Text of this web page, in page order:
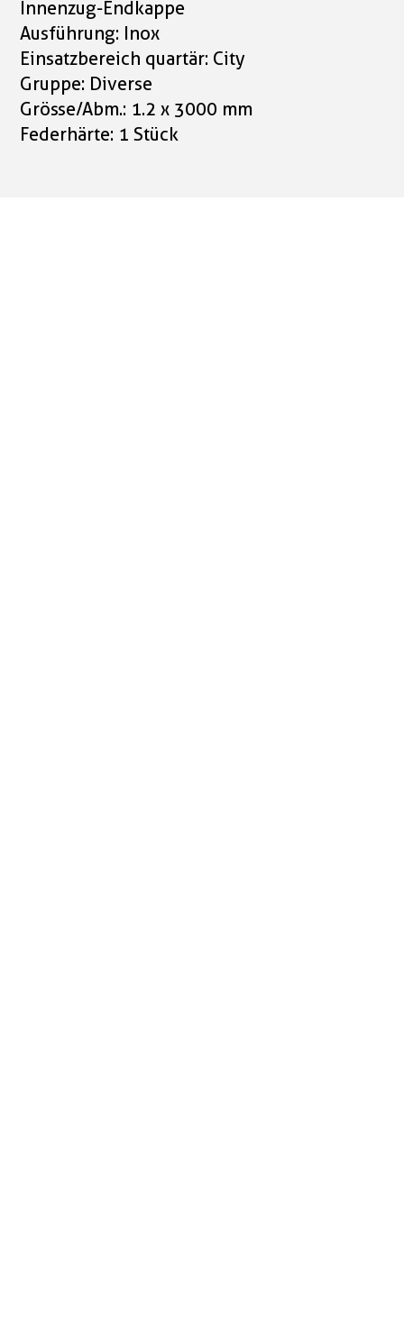
Innenzug-Endkappe
Ausführung: Inox
Einsatzbereich quartär: City
Gruppe: Diverse
Grösse/Abm.: 1.2 x 3000 mm
Federhärte: 1 Stück